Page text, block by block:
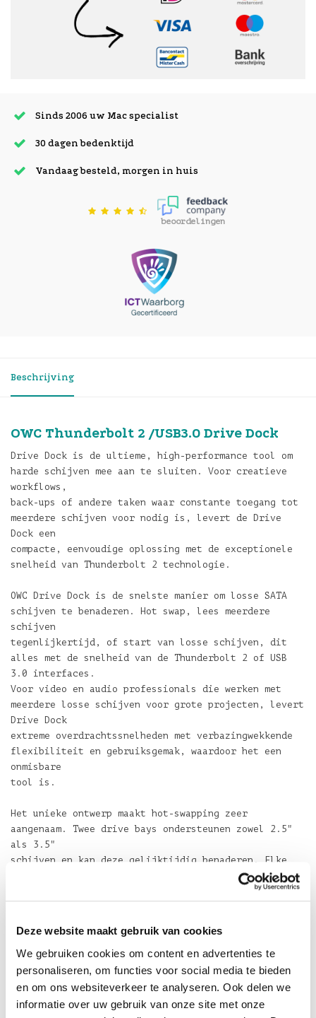
Deze website maakt gebruik van cookies
We gebruiken cookies om content en advertenties te
personaliseren, om functies voor social media te bieden
en om ons websiteverkeer te analyseren. Ook delen we
informatie over uw gebruik van onze site met onze
Sinds 2006 uw Mac specialist
30 dagen bedenktijd
Vandaag besteld, morgen in huis
beoordelingen
Beschrijving
OWC Thunderbolt 2 /USB3.0 Drive Dock
Drive Dock is de ultieme, high-performance tool om
harde schijven mee aan te sluiten. Voor creatieve
workflows,
back-ups of andere taken waar constante toegang tot
meerdere schijven voor nodig is, levert de Drive
Dock een
compacte, eenvoudige oplossing met de exceptionele
snelheid van Thunderbolt 2 technologie.
OWC Drive Dock is de snelste manier om losse SATA
schijven te benaderen. Hot swap, lees meerdere
schijven
tegenlijkertijd, of start van losse schijven, dit
alles met de snelheid van de Thunderbolt 2 of USB
3.0 interfaces.
Voor video en audio professionals die werken met
meerdere losse schijven voor grote projecten, levert
Drive Dock
extreme overdrachtssnelheden met verbazingwekkende
flexibiliteit en gebruiksgemak, waardoor het een
onmisbare
tool is.
Het unieke ontwerp maakt hot-swapping zeer
aangenaam. Twee drive bays ondersteunen zowel 2.5"
als 3.5"
schijven en kan deze gelijktijdig benaderen. Elke
bay heeft zijn eigen onafhankelijke aan/uit knop en
daisy-chain
uitbreiding tot wel vijf additionele Thunderbolt
apparaten. Een USB 3.1 GEN 1 poort zit inbegrepen
voor veelzijdige
compatibiliteit en de auto-switching interne voeding
is compatibel met elke dual prong kabel.